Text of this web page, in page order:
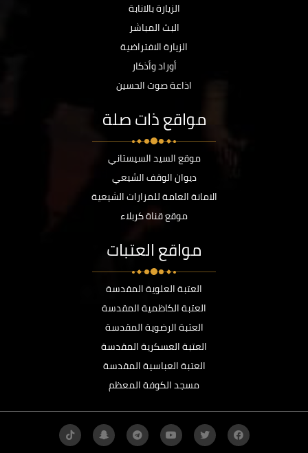
الزيارة بالانابة
البث المباشر
الزيارة الافتراضية
أوراد وأذكار
اذاعة صوت الحسين
مواقع ذات صلة
موقع السيد السيستاني
ديوان الوقف الشيعي
الامانة العامة للمزارات الشيعية
موقع قناة كربلاء
مواقع العتبات
العتبة العلوية المقدسة
العتبة الكاظمية المقدسة
العتبة الرضوية المقدسة
العتبة العسكرية المقدسة
العتبة العباسية المقدسة
مسجد الكوفة المعظم